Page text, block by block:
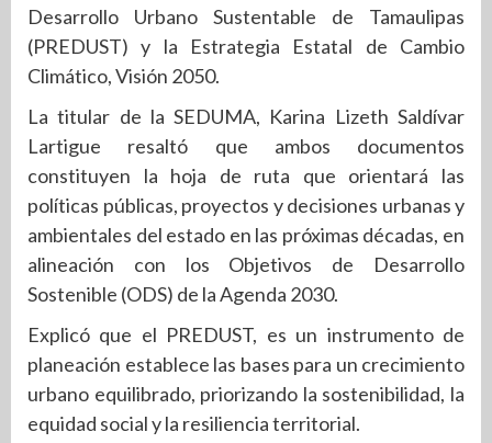
Desarrollo Urbano Sustentable de Tamaulipas
(PREDUST) y la Estrategia Estatal de Cambio
Climático, Visión 2050.
La titular de la SEDUMA, Karina Lizeth Saldívar
Lartigue resaltó que ambos documentos
constituyen la hoja de ruta que orientará las
políticas públicas, proyectos y decisiones urbanas y
ambientales del estado en las próximas décadas, en
alineación con los Objetivos de Desarrollo
Sostenible (ODS) de la Agenda 2030.
Explicó que el PREDUST, es un instrumento de
planeación establece las bases para un crecimiento
urbano equilibrado, priorizando la sostenibilidad, la
equidad social y la resiliencia territorial.